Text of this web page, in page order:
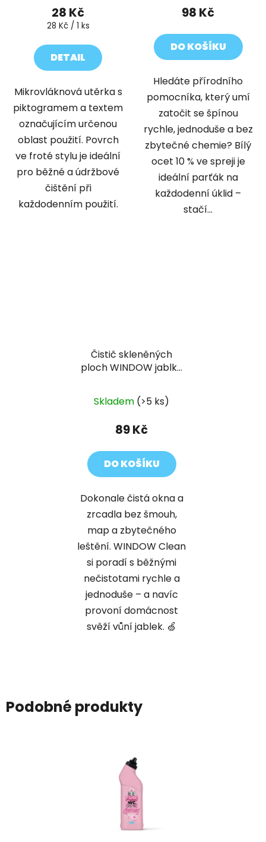
28 Kč
Měrná
28 Kč / 1 ks
DETAIL
Mikrovláknová utěrka s
piktogramem a textem
označujícím určenou
oblast použití. Povrch
ve froté stylu je ideální
pro běžné a údržbové
čištění při
každodenním použití.
98 Kč
DO KOŠÍKU
Hledáte přírodního
pomocníka, který umí
zatočit se špínou
rychle, jednoduše a bez
zbytečné chemie? Bílý
ocet 10 % ve spreji je
ideální parťák na
každodenní úklid –
stačí...
Čistič skleněných
ploch WINDOW jablko
Skladem (>5 ks)
89 Kč
DO KOŠÍKU
Dokonale čistá okna a
zrcadla bez šmouh,
map a zbytečného
leštění. WINDOW Clean
si poradí s běžnými
nečistotami rychle a
jednoduše – a navíc
provoní domácnost
svěží vůní jablek. 🍏
Podobné produkty